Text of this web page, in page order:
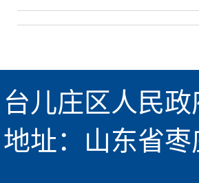
台儿庄区人民政
地址：山东省枣